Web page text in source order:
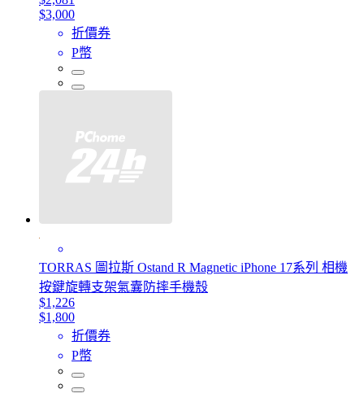
$3,000
折價券
P幣
TORRAS 圖拉斯 Ostand R Magnetic iPhone 17系列 相機
按鍵旋轉支架氣囊防摔手機殼
$1,226
$1,800
折價券
P幣